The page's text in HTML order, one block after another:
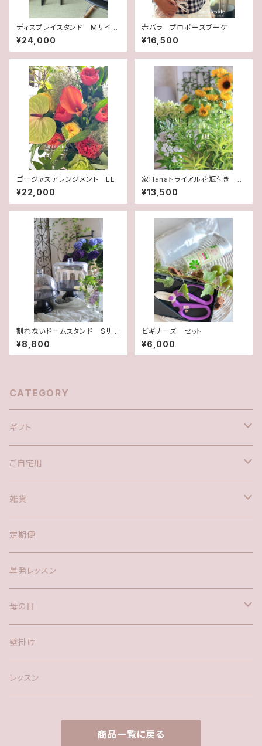
ディスプレイスタンド Mサイ
ズ 木×アイアン
¥24,000
赤バラ プロポーズブーケ
¥16,500
ゴージャスアレンジメント LL
¥22,000
家Hanaトライアル花瓶付き 2
回/月 送料込み
¥13,500
割れないドームスタンド Sサイ
ズ(左側)
¥8,800
ビギナーズ セット
¥6,000
CATEGORY
ギフト
花束
花瓶
アレンジメント(置き型)
鉢物
お供え
お供えアレンジメント(置き型)
リース
クリスマスギフト
ご自宅用
花束
アレンジメント(置き型)
リース
雑貨
花瓶
鉢物
ハーバリウム
LEDキャンドル
ドライフラワー
定期便
単発レッスン
母の日
鉢物
アレンジメント
壁掛け
レッスン
商品一覧に戻る